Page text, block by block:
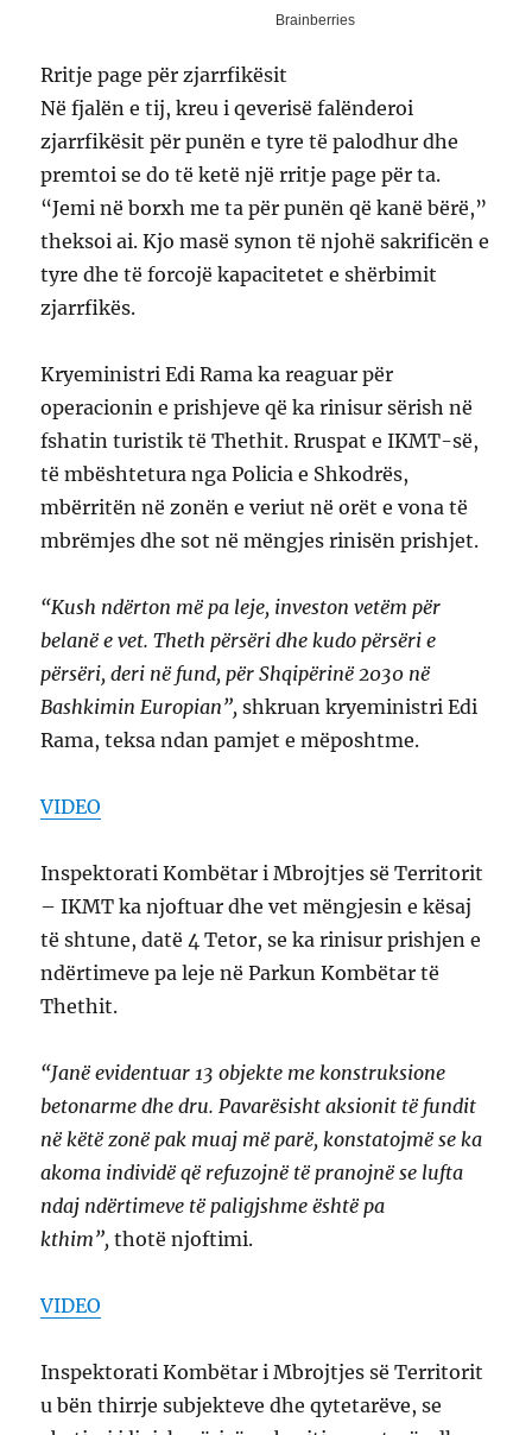
Rritje page për zjarrfikësit
Në fjalën e tij, kreu i qeverisë falënderoi
zjarrfikësit për punën e tyre të palodhur dhe
premtoi se do të ketë një rritje page për ta.
“Jemi në borxh me ta për punën që kanë bërë,”
theksoi ai. Kjo masë synon të njohë sakrificën e
tyre dhe të forcojë kapacitetet e shërbimit
zjarrfikës.
Kryeministri Edi Rama ka reaguar për
operacionin e prishjeve që ka rinisur sërish në
fshatin turistik të Thethit. Rruspat e IKMT-së,
të mbështetura nga Policia e Shkodrës,
mbërritën në zonën e veriut në orët e vona të
mbrëmjes dhe sot në mëngjes rinisën prishjet.
“Kush ndërton më pa leje, investon vetëm për
belanë e vet. Theth përsëri dhe kudo përsëri e
përsëri, deri në fund, për Shqipërinë 2030 në
Bashkimin Europian”, shkruan kryeministri Edi
Rama, teksa ndan pamjet e mëposhtme.
VIDEO
Inspektorati Kombëtar i Mbrojtjes së Territorit
– IKMT ka njoftuar dhe vet mëngjesin e kësaj
të shtune, datë 4 Tetor, se ka rinisur prishjen e
ndërtimeve pa leje në Parkun Kombëtar të
Thethit.
“Janë evidentuar 13 objekte me konstruksione
betonarme dhe dru. Pavarësisht aksionit të fundit
në këtë zonë pak muaj më parë, konstatojmë se ka
akoma individë që refuzojnë të pranojnë se lufta
ndaj ndërtimeve të paligjshme është pa
kthim”, thotë njoftimi.
VIDEO
Inspektorati Kombëtar i Mbrojtjes së Territorit
u bën thirrje subjekteve dhe qytetarëve, se